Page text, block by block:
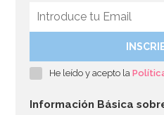
Caja para Tarta 4 Alturas
He leído y acepto la
Información Básica